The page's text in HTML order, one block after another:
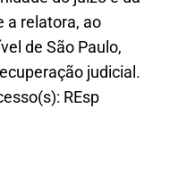
a relatora, ao
de São Paulo,
judicial.
REsp